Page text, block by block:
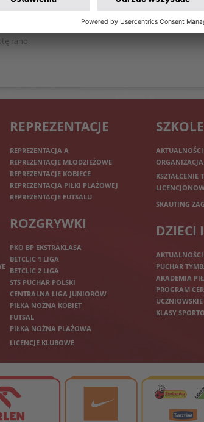
rano.
REPREZENTACJE
REPREZENTACJA A
REPREZENTACJE MŁODZIEŻOWE
REPREZENTACJE KOBIECE
REPREZENTACJA PIŁKI PLAŻOWEJ
REPREZENTACJE FUTSALU
ROZGRYWKI
PKO BP EKSTRAKLASA
BETCLIC 1 LIGA
BETCLIC 2 LIGA
STS PUCHAR POLSKI
CENTRALNA LIGA JUNIORÓW
PIŁKA NOŻNA KOBIET
FUTSAL
PIŁKA NOŻNA PLAŻOWA
LICENCJE KLUBOWE
AKTUALNOŚCI
KSZTAŁCENIE
SKAUTING
DZIECI
AKTUALNOŚCI
PUCHAR
AKADEMIA
PROGRAM
KLASY